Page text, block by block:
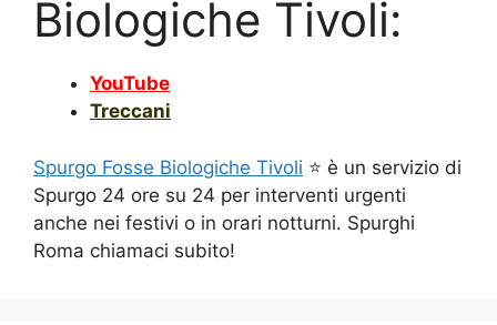
Biologiche Tivoli:
YouTube
Treccani
Spurgo Fosse Biologiche Tivoli ⭐ è un servizio di
Spurgo 24 ore su 24 per interventi urgenti
anche nei festivi o in orari notturni. Spurghi
Roma chiamaci subito!